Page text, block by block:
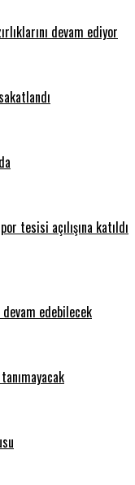
devam ediyor
tesisi açılışına katıldı
edebilecek